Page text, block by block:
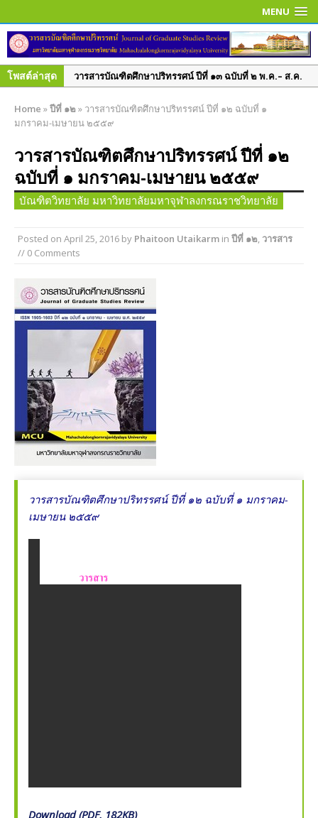
MENU
โพสต์ล่าสุด
วารสารบัณฑิตศึกษาปริทรรศน์ ปีที่ ๑๓ ฉบับที่ ๒ พ.ค.– ส.ค.
วารสารบัณฑิตศึกษาปริทรรศน์ ปีที่ ๑๓ ฉบับพิเศษ เล่ม ๓
วารสารบัณฑิตศึกษาปริทรรศน์ ปีที่ ๑๓ ฉบับพิเศษ เล่ม ๒
มิถุนายน ๒๕๖๐
วารสารบัณฑิตศึกษาปริทรรศน์ ใช้ระบบ ThaiJO ตั้งแต่ปีที่
๑๕ ฉบับที่ ๑ มกราคม-เมษายน ๖๒ เป็นต้นไป
วารสารบัณฑิตศึกษาปริทรรศน์ ปีที่ ๑๕ ฉบับที่ ๑ ม.ค. – เม.ย.
๒๕๖๒
๒๕๖๑
วารสารบัณฑิตศึกษาปริทรรศน์ ปีที่ ๑๔ ฉบับพิเศษ เล่ม ๑
มิ.ย. – ก.ย. ๒๕๖๑
วารสารบัณฑิตศึกษาปริทรรศน์ ปีที่ ๑๔ ฉบับที่ ๒ พ.ค. – ส.ค.
๒๕๖๑
วารสารบัณฑิตศึกษาปริทรรศน์ ปีที่ ๑๔ ฉบับที่ ๑ ม.ค. – เม.ย.
๒๕๖๑
วารสารบัณฑิตศึกษาปริทรรศน์ ปีที่ ๑๓ ฉบับที่ ๓ ก.ย.– ธ.ค.
๒๕๖๐
Home »ปีที่ ๑๒» วารสารบัณฑิตศึกษาปริทรรศน์ ปีที่ ๑๒ ฉบับที่ ๑
มกราคม-เมษายน ๒๕๕๙
วารสารบัณฑิตศึกษาปริทรรศน์ ปีที่ ๑๒
ฉบับที่ ๑ มกราคม-เมษายน ๒๕๕๙
บัณฑิตวิทยาลัย มหาวิทยาลัยมหาจุฬาลงกรณราชวิทยาลัย
Posted on April 25, 2016 by Phaitoon Utaikarm in ปีที่ ๑๒, วารสาร
// 0 Comments
วารสารบัณฑิตศึกษาปริทรรศน์ ปีที่ ๑๒ ฉบับที่ ๑ มกราคม-
เมษายน ๒๕๕๙
Download (PDF, 182KB)